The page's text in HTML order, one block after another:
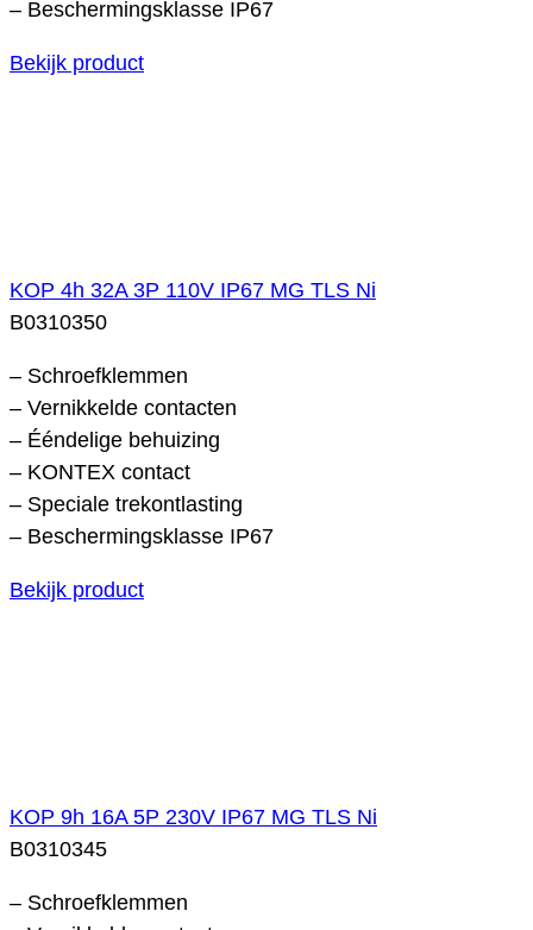
– Beschermingsklasse IP67
Bekijk product
KOP 4h 32A 3P 110V IP67 MG TLS Ni
B0310350
– Schroefklemmen
– Vernikkelde contacten
– Ééndelige behuizing
– KONTEX contact
– Speciale trekontlasting
– Beschermingsklasse IP67
Bekijk product
KOP 9h 16A 5P 230V IP67 MG TLS Ni
B0310345
– Schroefklemmen